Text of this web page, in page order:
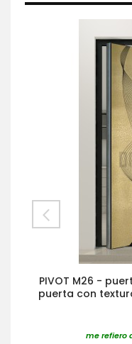
PIVOT M26 -
puerta con
me refiero